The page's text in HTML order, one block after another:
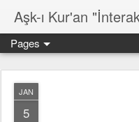
Aşk-ı Kur'an
Pages
JAN
5